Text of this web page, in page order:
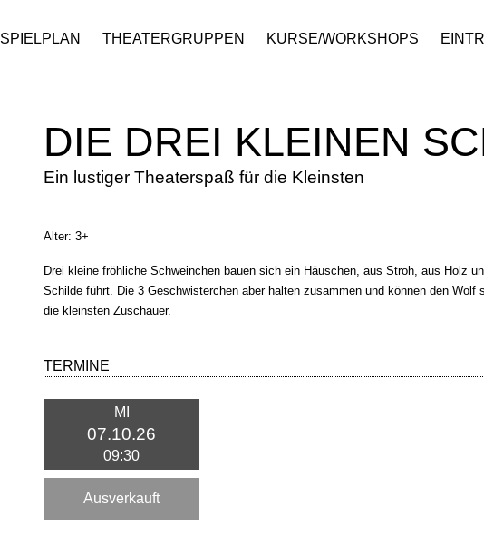
SPIELPLAN THEATERGRUPPEN KURSE/WORKSHOPS
DIE DREI KLEINEN
Ein lustiger Theaterspaß für die Kleinsten
Alter: 3+
Drei kleine fröhliche Schweinchen bauen sich ein Häuschen, aus Stroh, aus Holz
Schilde führt. Die 3 Geschwisterchen aber halten zusammen und können den
die kleinsten Zuschauer.
TERMINE
MI
07.10.26
09:30
Ausverkauft